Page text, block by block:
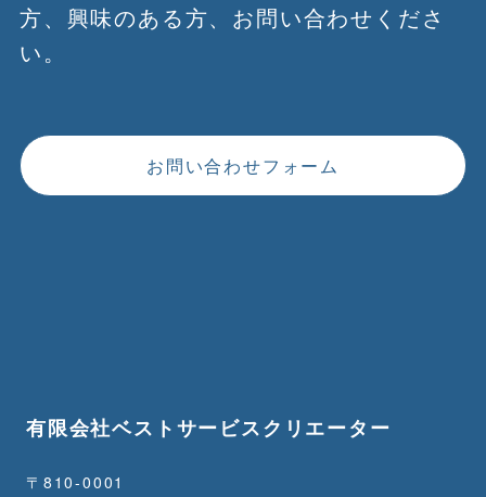
方、興味のある方、お問い合わせくださ
い。
お問い合わせフォーム
有限会社ベストサービスクリエーター
〒810-0001